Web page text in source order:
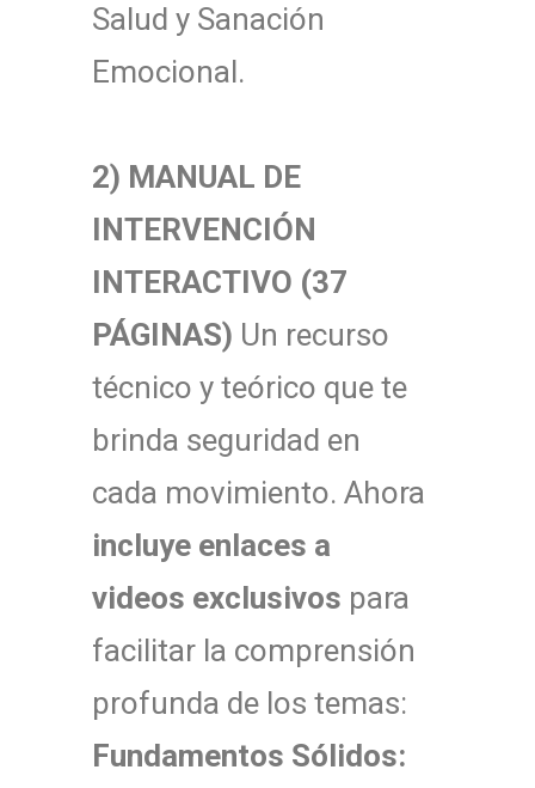
Salud y Sanación
Emocional.
2) MANUAL DE
INTERVENCIÓN
INTERACTIVO (37
PÁGINAS) Un recurso
técnico y teórico que te
brinda seguridad en
cada movimiento. Ahora
incluye enlaces a
videos exclusivos para
facilitar la comprensión
profunda de los temas:
Fundamentos Sólidos: